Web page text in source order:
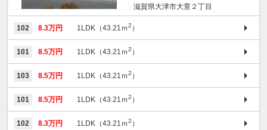
滋賀県大津市大萱２丁目
102 8.3万円 1LDK（43.21ｍ2 ）
101 8.5万円 1LDK（43.21ｍ2 ）
103 8.5万円 1LDK（43.21ｍ2 ）
101 8.5万円 1LDK（43.21ｍ2 ）
102 8.3万円 1LDK（43.21ｍ2 ）